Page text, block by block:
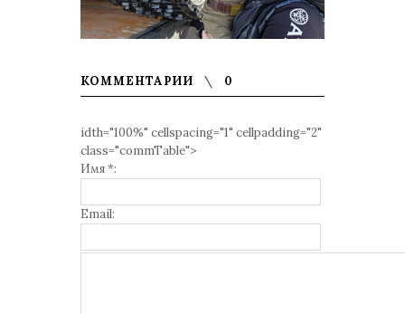
КОММЕНТАРИИ 0
idth="100%" cellspacing="1" cellpadding="2"
class="commTable">
Имя *:
Email: